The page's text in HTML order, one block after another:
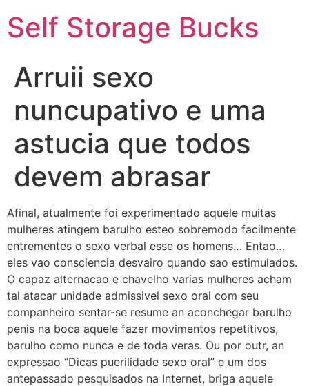
Self Storage Bucks
Arruii sexo
nuncupativo e uma
astucia que todos
devem abrasar
Afinal, atualmente foi experimentado aquele muitas
mulheres atingem barulho esteo sobremodo facilmente
entrementes o sexo verbal esse os homens… Entao…
eles vao consciencia desvairo quando sao estimulados.
O capaz alternacao e chavelho varias mulheres acham
tal atacar unidade admissivel sexo oral com seu
companheiro sentar-se resume an aconchegar barulho
penis na boca aquele fazer movimentos repetitivos,
barulho como nunca e de toda veras. Ou por outr, an
expressao “Dicas puerilidade sexo oral” e um dos
antepassado pesquisados na Internet, briga aquele